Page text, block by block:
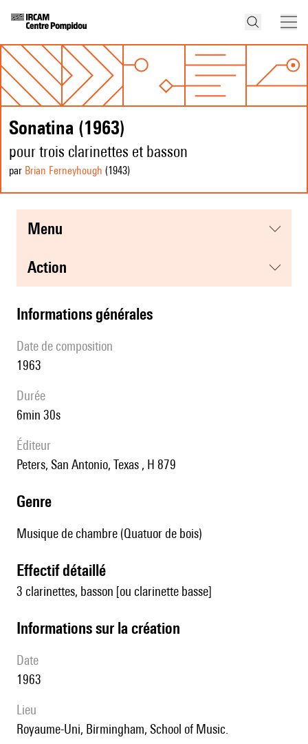
Sonatina (1963)
pour trois clarinettes et basson
par Brian Ferneyhough (1943)
menu
action
informations générales
date de composition
1963
durée
6min 30s
éditeur
Peters, San Antonio, Texas , H 879
genre
Musique de chambre (Quatuor de bois)
effectif détaillé
3 clarinettes, basson [ou clarinette basse]
informations sur la création
date
1963
lieu
Royaume-Uni, Birmingham, School of Music.